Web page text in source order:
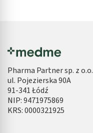
Pharma Partner sp. z o.o.
ul. Pojezierska 90A
91-341 Łódź
NIP: 9471975869
KRS: 0000321925